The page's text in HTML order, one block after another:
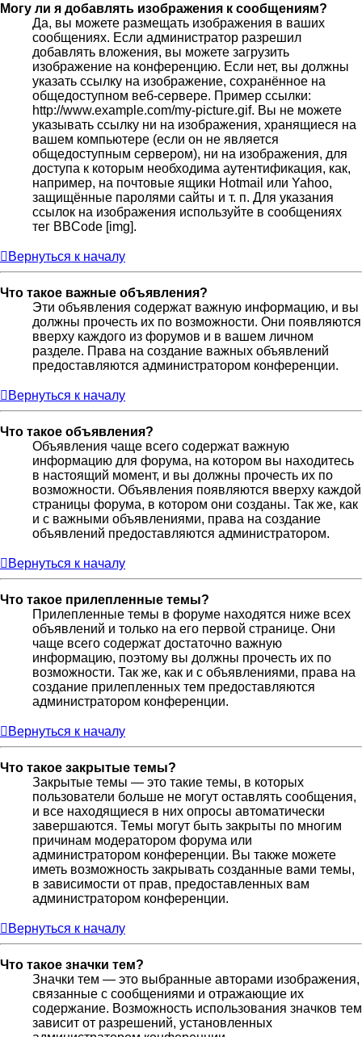
Могу ли я добавлять изображения к сообщениям?
Да, вы можете размещать изображения в ваших
сообщениях. Если администратор разрешил
добавлять вложения, вы можете загрузить
изображение на конференцию. Если нет, вы должны
указать ссылку на изображение, сохранённое на
общедоступном веб-сервере. Пример ссылки:
http://www.example.com/my-picture.gif. Вы не можете
указывать ссылку ни на изображения, хранящиеся на
вашем компьютере (если он не является
общедоступным сервером), ни на изображения, для
доступа к которым необходима аутентификация, как,
например, на почтовые ящики Hotmail или Yahoo,
защищённые паролями сайты и т. п. Для указания
ссылок на изображения используйте в сообщениях
тег BBCode [img].
Вернуться к началу
Что такое важные объявления?
Эти объявления содержат важную информацию, и вы
должны прочесть их по возможности. Они появляются
вверху каждого из форумов и в вашем личном
разделе. Права на создание важных объявлений
предоставляются администратором конференции.
Вернуться к началу
Что такое объявления?
Объявления чаще всего содержат важную
информацию для форума, на котором вы находитесь
в настоящий момент, и вы должны прочесть их по
возможности. Объявления появляются вверху каждой
страницы форума, в котором они созданы. Так же, как
и с важными объявлениями, права на создание
объявлений предоставляются администратором.
Вернуться к началу
Что такое прилепленные темы?
Прилепленные темы в форуме находятся ниже всех
объявлений и только на его первой странице. Они
чаще всего содержат достаточно важную
информацию, поэтому вы должны прочесть их по
возможности. Так же, как и с объявлениями, права на
создание прилепленных тем предоставляются
администратором конференции.
Вернуться к началу
Что такое закрытые темы?
Закрытые темы — это такие темы, в которых
пользователи больше не могут оставлять сообщения,
и все находящиеся в них опросы автоматически
завершаются. Темы могут быть закрыты по многим
причинам модератором форума или
администратором конференции. Вы также можете
иметь возможность закрывать созданные вами темы,
в зависимости от прав, предоставленных вам
администратором конференции.
Вернуться к началу
Что такое значки тем?
Значки тем — это выбранные авторами изображения,
связанные с сообщениями и отражающие их
содержание. Возможность использования значков тем
зависит от разрешений, установленных